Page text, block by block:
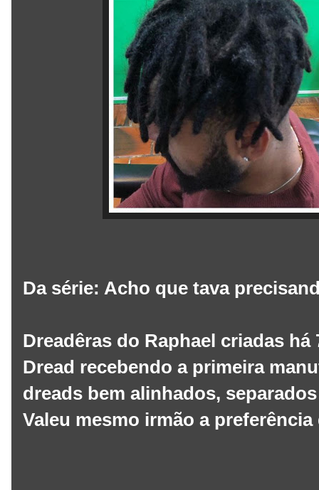
Da série: Acho que tava
Dreadêras do Raphael criadas
Dread recebendo a primeira
dreads bem alinhados,
Valeu mesmo irmão a